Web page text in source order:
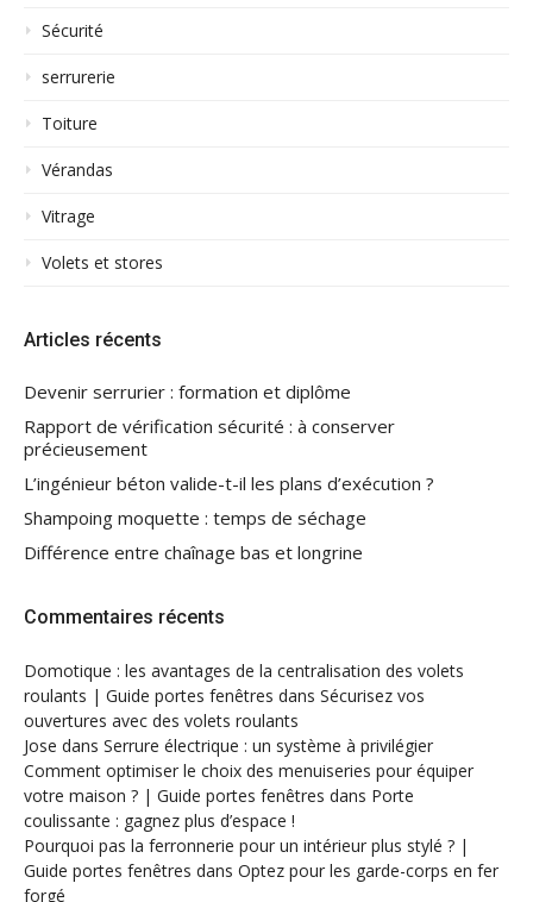
Sécurité
serrurerie
Toiture
Vérandas
Vitrage
Volets et stores
Articles récents
Devenir serrurier : formation et diplôme
Rapport de vérification sécurité : à conserver
précieusement
L’ingénieur béton valide-t-il les plans d’exécution ?
Shampoing moquette : temps de séchage
Différence entre chaînage bas et longrine
Commentaires récents
Domotique : les avantages de la centralisation des volets
roulants | Guide portes fenêtres dans Sécurisez vos
ouvertures avec des volets roulants
Jose dans Serrure électrique : un système à privilégier
Comment optimiser le choix des menuiseries pour équiper
votre maison ? | Guide portes fenêtres dans Porte
coulissante : gagnez plus d’espace !
Pourquoi pas la ferronnerie pour un intérieur plus stylé ? |
Guide portes fenêtres dans Optez pour les garde-corps en fer
forgé